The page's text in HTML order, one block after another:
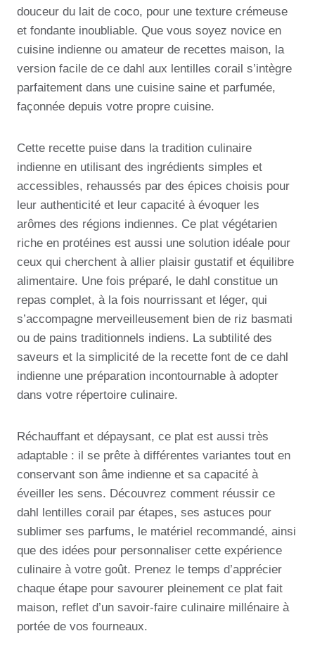
douceur du lait de coco, pour une texture crémeuse
et fondante inoubliable. Que vous soyez novice en
cuisine indienne ou amateur de recettes maison, la
version facile de ce dahl aux lentilles corail s’intègre
parfaitement dans une cuisine saine et parfumée,
façonnée depuis votre propre cuisine.
Cette recette puise dans la tradition culinaire
indienne en utilisant des ingrédients simples et
accessibles, rehaussés par des épices choisis pour
leur authenticité et leur capacité à évoquer les
arômes des régions indiennes. Ce plat végétarien
riche en protéines est aussi une solution idéale pour
ceux qui cherchent à allier plaisir gustatif et équilibre
alimentaire. Une fois préparé, le dahl constitue un
repas complet, à la fois nourrissant et léger, qui
s’accompagne merveilleusement bien de riz basmati
ou de pains traditionnels indiens. La subtilité des
saveurs et la simplicité de la recette font de ce dahl
indienne une préparation incontournable à adopter
dans votre répertoire culinaire.
Réchauffant et dépaysant, ce plat est aussi très
adaptable : il se prête à différentes variantes tout en
conservant son âme indienne et sa capacité à
éveiller les sens. Découvrez comment réussir ce
dahl lentilles corail par étapes, ses astuces pour
sublimer ses parfums, le matériel recommandé, ainsi
que des idées pour personnaliser cette expérience
culinaire à votre goût. Prenez le temps d’apprécier
chaque étape pour savourer pleinement ce plat fait
maison, reflet d’un savoir-faire culinaire millénaire à
portée de vos fourneaux.